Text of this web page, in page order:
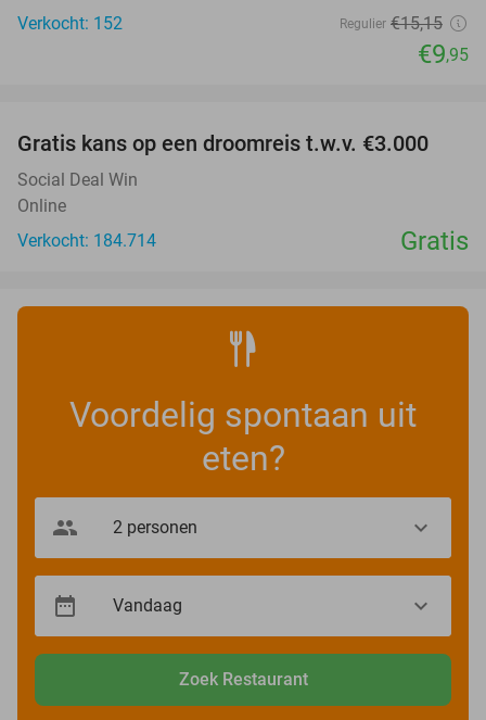
Verkocht: 152
Regulier €15,15
€9,95
Gratis kans op een droomreis t.w.v. €3.000
Social Deal Win
Online
Verkocht: 184.714
Gratis
Voordelig spontaan uit
eten?
Zoek Restaurant